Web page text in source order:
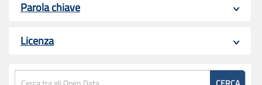
Parola chiave
Licenza